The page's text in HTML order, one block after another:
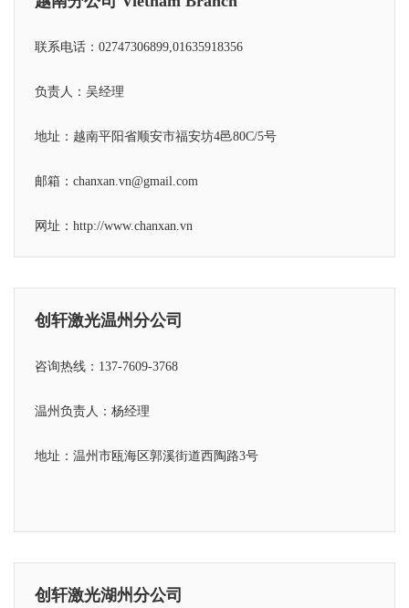
联系电话：02747306899,01635918356
负责人：吴经理
地址：越南平阳省顺安市福安坊4邑80C/5号
邮箱：chanxan.vn@gmail.com
网址：http://www.chanxan.vn
创轩激光温州分公司
咨询热线：137-7609-3768
温州负责人：杨经理
地址：温州市瓯海区郭溪街道西陶路3号
创轩激光湖州分公司